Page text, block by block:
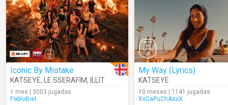
Iconic By Mistake
KATSEYE, LE SSERAFIM, ILLIT
1 mes | 3003 jugadas
PabloBiel
My Way (Lyrics)
KATSEYE
10 meses | 1141 jugadas
XxCaPuChAsxX